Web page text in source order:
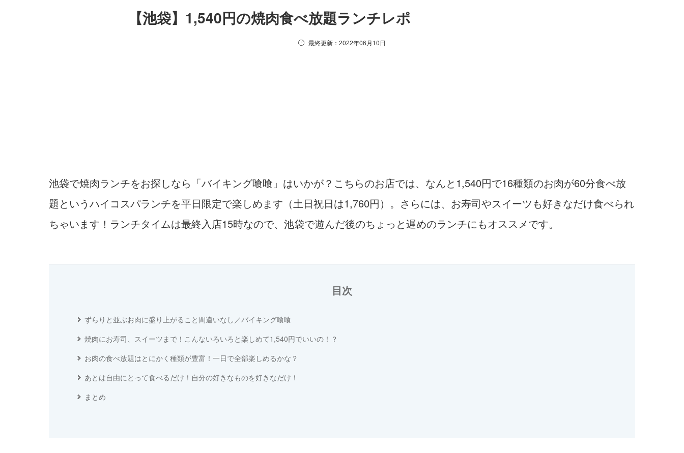
【池袋】1,540円の焼肉食べ放題ランチレポ
最終更新：2022年06月10日
池袋で焼肉ランチをお探しなら「バイキング喰喰」はいかが？こちらのお店では、なんと1,540円で16種類のお肉が60分食べ放
題というハイコスパランチを平日限定で楽しめます（土日祝日は1,760円）。さらには、お寿司やスイーツも好きなだけ食べられ
ちゃいます！ランチタイムは最終入店15時なので、池袋で遊んだ後のちょっと遅めのランチにもオススメです。
目次
ずらりと並ぶお肉に盛り上がること間違いなし／バイキング喰喰
焼肉にお寿司、スイーツまで！こんないろいろと楽しめて1,540円でいいの！？
お肉の食べ放題はとにかく種類が豊富！一日で全部楽しめるかな？
あとは自由にとって食べるだけ！自分の好きなものを好きなだけ！
まとめ